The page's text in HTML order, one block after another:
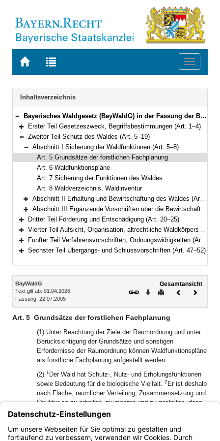
Zur
BAYERN.RECHT
Zur
letzten
Suche
Toggle
Navigation
Inhaltsverzeichnis
Bereich reduzieren
Bayerisches Waldgesetz (BayWaldG) in der Fassung der Bekanntmachung vom 22. Juli 2005 (GVBl S. 313) BayRS 7902-1-L (Art. 1–52)
Bereich erweitern
Erster Teil Gesetzeszweck, Begriffsbestimmungen (Art. 1–4)
Bereich reduzieren
Zweiter Teil Schutz des Waldes (Art. 5–19)
Bereich reduzieren
Abschnitt I Sicherung der Waldfunktionen (Art. 5–8)
Art. 5 Grundsätze der forstlichen Fachplanung
Art. 6 Waldfunktionspläne
Art. 7 Sicherung der Funktionen des Waldes
Art. 8 Waldverzeichnis, Waldinventur
Bereich erweitern
Abschnitt II Erhaltung und Bewirtschaftung des Waldes (Art. 9–17)
Bereich erweitern
Abschnitt III Ergänzende Vorschriften über die Bewirtschaftung des Staats- und Körperschaftswaldes (Art. 18–19)
Bereich erweitern
Dritter Teil Förderung und Entschädigung (Art. 20–25)
Bereich erweitern
Vierter Teil Aufsicht, Organisation, altrechtliche Waldkörperschaften, Forstschutz (Art. 26–36)
Bereich erweitern
Fünfter Teil Verfahrensvorschriften, Ordnungswidrigkeiten (Art. 37–46)
Sechster Teil Übergangs- und Schlussvorschriften (Art. 47–52)
Inhalt
BayWaldG
Text gilt ab: 01.04.2026
Fassung: 22.07.2005
Gesamtansicht
Download
DruckenVorheriges
Art. 5 Grundsätze der forstlichen Fachplanung
(1) Unter Beachtung der Ziele der Raumordnung und unter
Berücksichtigung der Grundsätze und sonstigen
Erfordernisse der Raumordnung können Waldfunktionspläne
als forstliche Fachplanung aufgestellt werden.
(2) 1 Der Wald hat Schutz-, Nutz- und Erholungsfunktionen
sowie Bedeutung für die biologische Vielfalt. 2 Er ist deshalb
nach Fläche, räumlicher Verteilung, Zusammensetzung und
Struktur so zu erhalten, zu mehren und zu gestalten, dass
er seine jeweiligen Funktionen – insbesondere die
Schutzfunktionen im Bergwald – und seine Bedeutung für
die biologische Vielfalt bestmöglich und nachhaltig erfüllen